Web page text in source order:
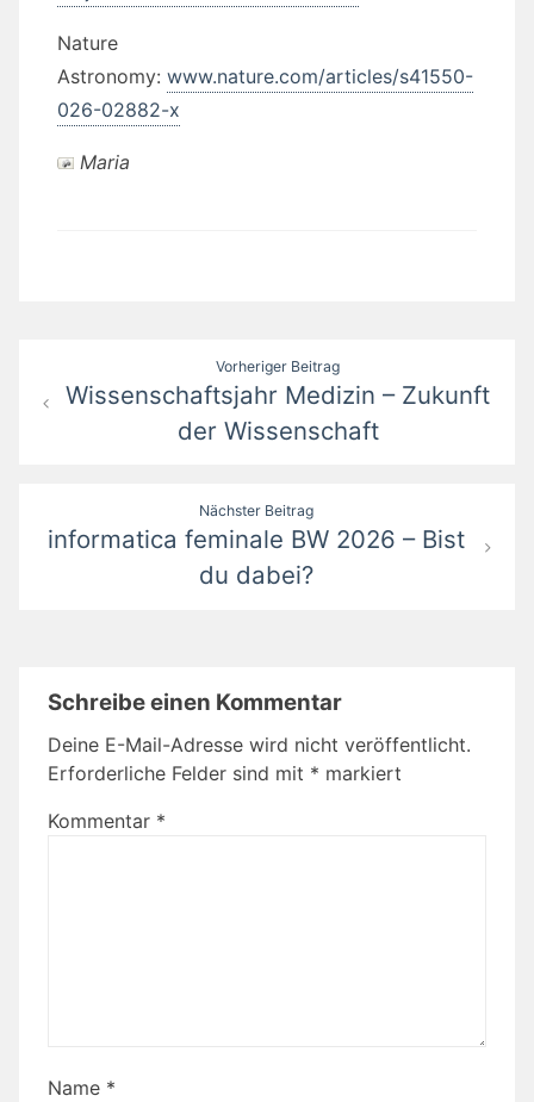
Nature
Astronomy: www.nature.com/articles/s41550-
026-02882-x
Maria
Beitragsnavigation
Vorheriger Beitrag
Wissenschaftsjahr Medizin – Zukunft
der Wissenschaft
Nächster Beitrag
informatica feminale BW 2026 – Bist
du dabei?
Schreibe einen Kommentar
Deine E-Mail-Adresse wird nicht veröffentlicht.
Erforderliche Felder sind mit * markiert
Kommentar *
Name *